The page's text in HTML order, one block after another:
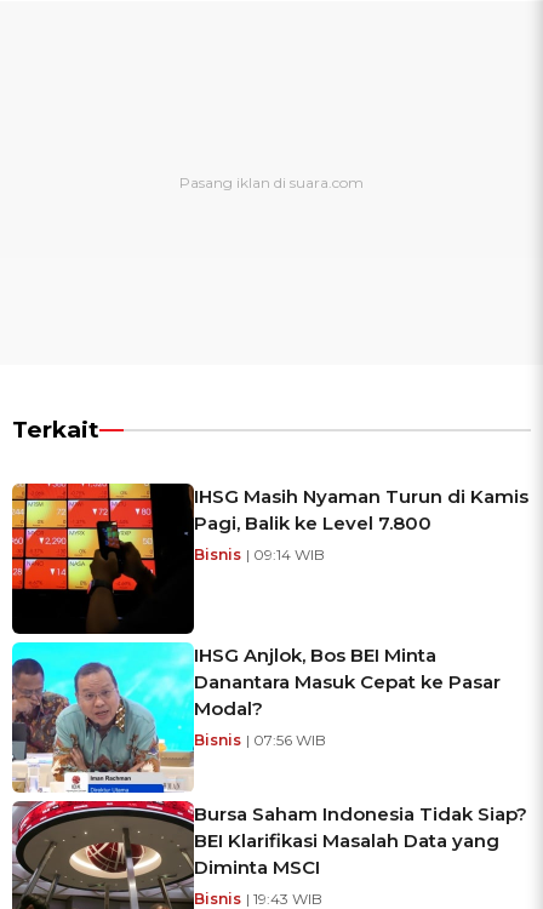
Terkait
IHSG Masih Nyaman Turun di Kamis
Pagi, Balik ke Level 7.800
Bisnis | 09:14 WIB
IHSG Anjlok, Bos BEI Minta
Danantara Masuk Cepat ke Pasar
Modal?
Bisnis | 07:56 WIB
Bursa Saham Indonesia Tidak Siap?
BEI Klarifikasi Masalah Data yang
Diminta MSCI
Bisnis | 19:43 WIB